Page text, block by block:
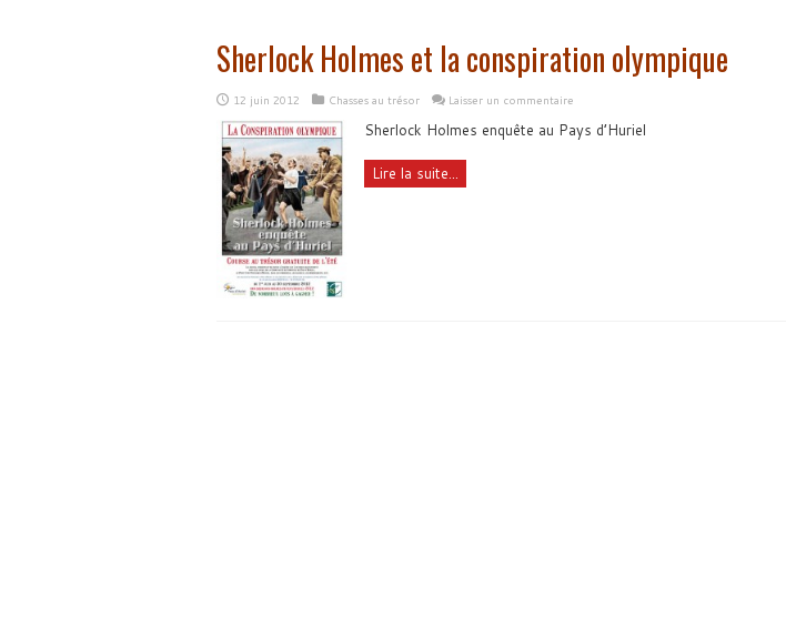
Sherlock Holmes et la conspiration olympique
12 juin 2012 Chasses au trésor Laisser un commentaire
Sherlock Holmes enquête au Pays d’Huriel
Lire la suite...